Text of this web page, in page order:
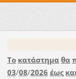
Το κατάστημα θα
03/08/2026 έως